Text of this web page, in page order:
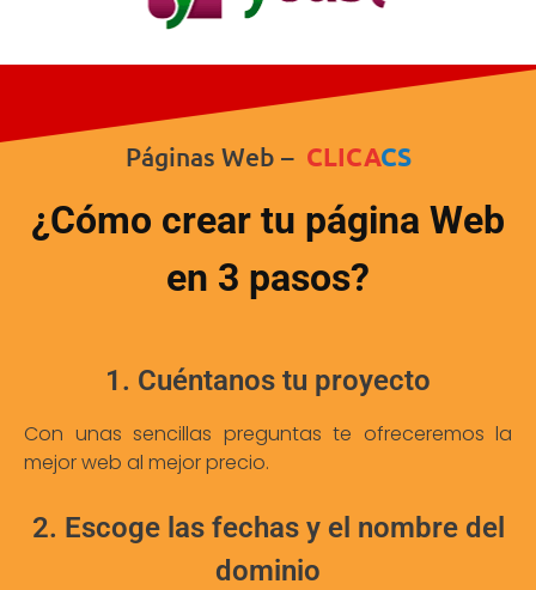
Páginas Web – CLICACS
¿Cómo crear tu página Web
en 3 pasos?
1. Cuéntanos tu proyecto
Con unas sencillas preguntas te ofreceremos la
mejor web al mejor precio.
2. Escoge las fechas y el nombre del
dominio